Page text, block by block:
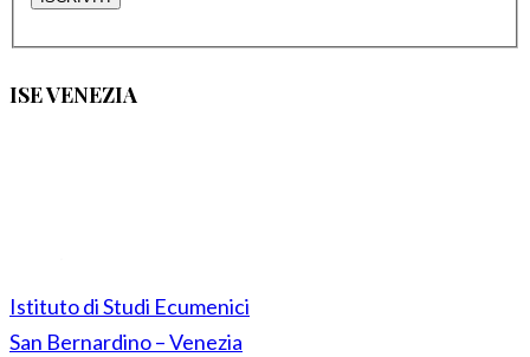
ISE VENEZIA
Istituto di Studi Ecumenici
San Bernardino – Venezia